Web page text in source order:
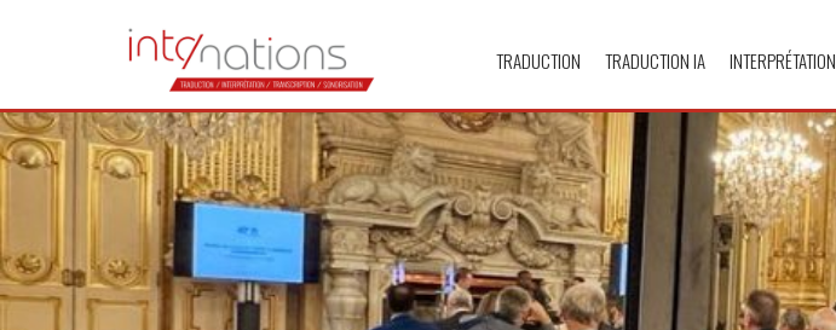
TRADUCTION TRADUCTION IA INTERPRÉTATION